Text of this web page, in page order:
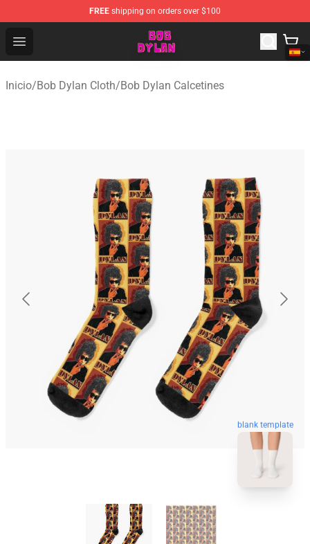
FREE shipping on orders over $100
Open menu
Bob Dylan Store - Official Bob Dylan Merchandise Shop
Inicio/Bob Dylan Cloth/Bob Dylan Calcetines
blank template